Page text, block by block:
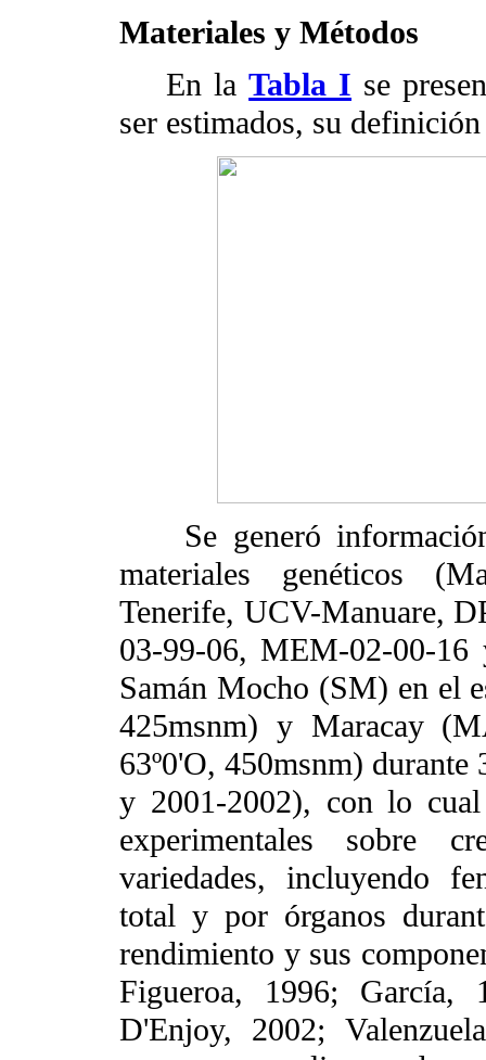
Materiales y Métodos
En laTabla I se
ser estimados, su
Se generó información
materiales genéticos
Tenerife, UCV-Manuare,
03-99-06, MEM-02-00-
Samán Mocho (SM) en el
425msnm) y Maracay
63º0'O, 450msnm)
y 2001-2002), con lo
experimentales sobre
variedades, incluyendo
total y por órganos
rendimiento y sus
Figueroa, 1996; García,
D'Enjoy, 2002;